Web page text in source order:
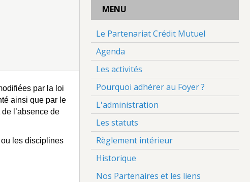
par la loi
ainsi que par le
l’absence de
ou les disciplines
MENU
Le Partenariat Crédit Mutuel
Agenda
Les activités
Pourquoi adhérer au Foyer ?
L'administration
Les statuts
Règlement intérieur
Historique
Nos Partenaires et les liens